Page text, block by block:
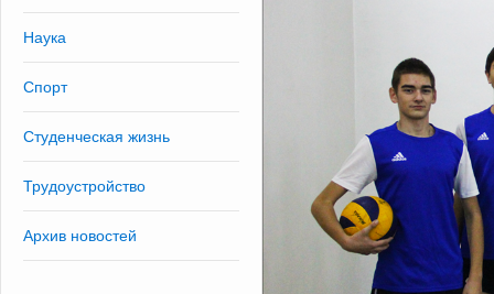
Наука
Спорт
Студенческая жизнь
Трудоустройство
Архив новостей